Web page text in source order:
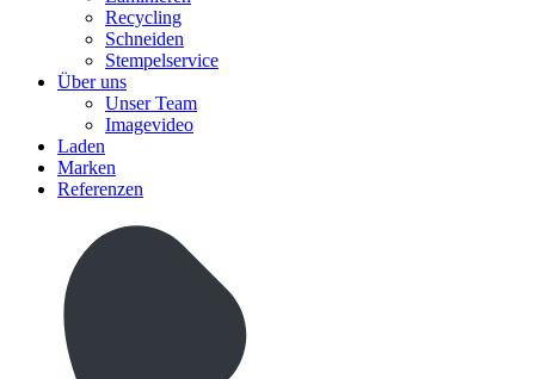
Recycling
Schneiden
Stempelservice
Über uns
Unser Team
Imagevideo
Laden
Marken
Referenzen